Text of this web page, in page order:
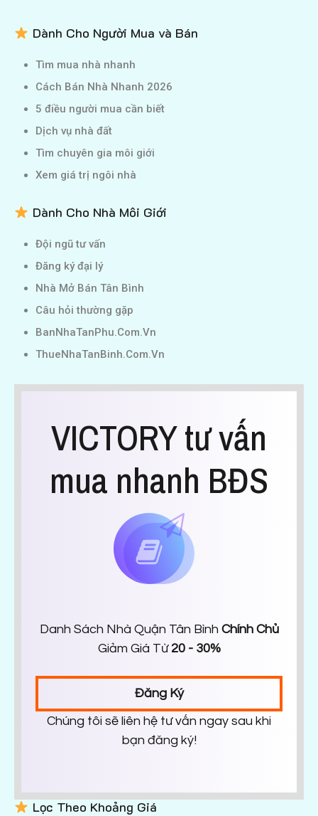
Dành Cho Người Mua và Bán
Tìm mua nhà nhanh
Cách Bán Nhà Nhanh 2026
5 điều người mua cần biết
Dịch vụ nhà đất
Tìm chuyên gia môi giới
Xem giá trị ngôi nhà
Dành Cho Nhà Môi Giới
Đội ngũ tư vấn
Đăng ký đại lý
Nhà Mở Bán Tân Bình
Câu hỏi thường gặp
BanNhaTanPhu.Com.Vn
ThueNhaTanBinh.Com.Vn
VICTORY tư vấn
mua nhanh BĐS
Danh Sách Nhà Quận Tân Bình Chính Chủ
Giảm Giá Từ 20 - 30%
Đăng Ký
Chúng tôi sẽ liên hệ tư vấn ngay sau khi
bạn đăng ký!
Lọc Theo Khoảng Giá